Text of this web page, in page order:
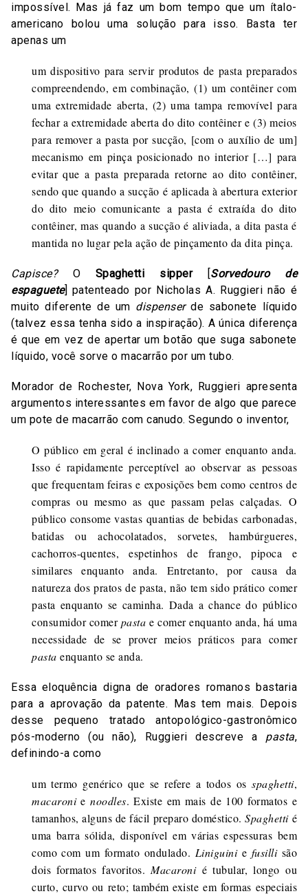
impossível. Mas já faz um bom tempo que um ítalo-
americano bolou uma solução para isso. Basta ter
apenas um
um dispositivo para servir produtos de pasta preparados
compreendendo, em combinação, (1) um contêiner com
uma extremidade aberta, (2) uma tampa removível para
fechar a extremidade aberta do dito contêiner e (3) meios
para remover a pasta por sucção, [com o auxílio de um]
mecanismo em pinça posicionado no interior […] para
evitar que a pasta preparada retorne ao dito contêiner,
sendo que quando a sucção é aplicada à abertura exterior
do dito meio comunicante a pasta é extraída do dito
contêiner, mas quando a sucção é aliviada, a dita pasta é
mantida no lugar pela ação de pinçamento da dita pinça.
Capisce?O Spaghetti sipper[Sorvedouro de
espaguete] patenteado por Nicholas A. Ruggieri não é
muito diferente de um dispenserde sabonete líquido
(talvez essa tenha sido a inspiração). A única diferença
é que em vez de apertar um botão que suga sabonete
líquido, você sorve o macarrão por um tubo.
Morador de Rochester, Nova York, Ruggieri apresenta
argumentos interessantes em favor de algo que parece
um pote de macarrão com canudo. Segundo o inventor,
O público em geral é inclinado a comer enquanto anda.
Isso é rapidamente perceptível ao observar as pessoas
que frequentam feiras e exposições bem como centros de
compras ou mesmo as que passam pelas calçadas. O
público consome vastas quantias de bebidas carbonadas,
batidas ou achocolatados, sorvetes, hambúrgueres,
cachorros-quentes, espetinhos de frango, pipoca e
similares enquanto anda. Entretanto, por causa da
natureza dos pratos de pasta, não tem sido prático comer
pasta enquanto se caminha. Dada a chance do público
consumidor comerpasta e comer enquanto anda, há uma
necessidade de se prover meios práticos para comer
pasta enquanto se anda.
Essa eloquência digna de oradores romanos bastaria
para a aprovação da patente. Mas tem mais. Depois
desse pequeno tratado antopológico-gastronômico
pós-moderno (ou não), Ruggieri descreve a pasta,
definindo-a como
um termo genérico que se refere a todos os spaghetti,
macaronienoodles. Existe em mais de 100 formatos e
tamanhos, alguns de fácil preparo doméstico.Spaghettié
uma barra sólida, disponível em várias espessuras bem
como com um formato ondulado. Liniguinie fusillisão
dois formatos favoritos. Macaronié tubular, longo ou
curto, curvo ou reto; também existe em formas especiais